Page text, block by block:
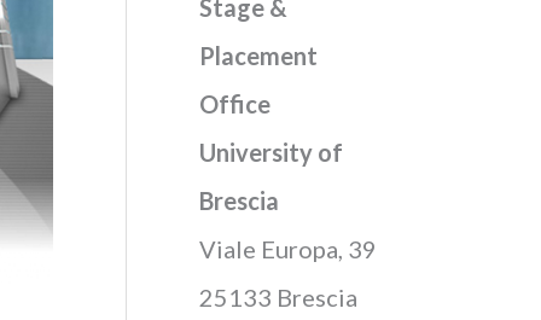
Stage &
Placement
Office
University of
Brescia
Viale Europa, 39
25133 Brescia